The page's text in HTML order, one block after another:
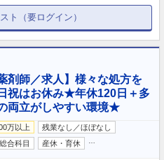
ト（要ログイン）
剤師／求人】様々な処方を
祝はお休み★年休120日＋多
両立がしやすい環境★
万以上
残業なし／ほぼなし
総合科目 産休・育休